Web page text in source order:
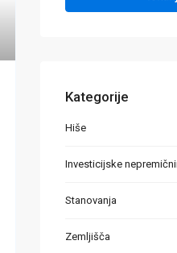
Kategorije
Hiše
Investicijske
Stanovanja
Zemljišča